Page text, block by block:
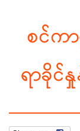
စင်ကာ
ရာခိုင်